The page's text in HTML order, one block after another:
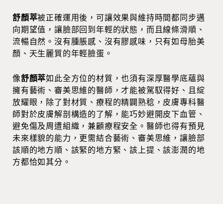
舒顏萃被正確運用後，可讓效果與維持時間都同步邁
向期望值，讓臉部回到年輕的狀態，而且線條滑順、
流暢自然。沒有腫脹感、沒有膠感味，只有如母胎美
顏、天生麗質的年輕臉蛋。
像舒顏萃如此全方位的材質，也須有深厚醫學底蘊與
擁有藝術、審美思維的醫師，才能被駕馭得好、且綻
放耀眼，除了對材質、療程的精闢熟稔，皮膚專科醫
師對於皮膚解剖構造的了解，能巧妙避開皮下血管、
避免傷及周遭組織，兼顧療程安全。醫師也得有預見
未來樣貌的能力，更需結合藝術、審美思維，讓臉部
該順的地方順、該緊的地方緊、該上提、該澎潤的地
方都恰如其分。